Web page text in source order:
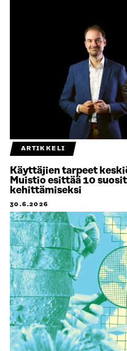
ARTIKKELI
Käyttäjien tarpeet
Muistio esittää 10
kehittämiseksi
30.6.2026